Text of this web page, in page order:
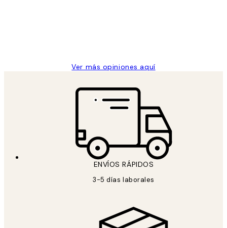
Ver más opiniones aquí
ENVÍOS RÁPIDOS
3-5 días laborales